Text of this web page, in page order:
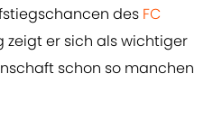
des FC
zeigt er sich als wichtiger
schon so manchen